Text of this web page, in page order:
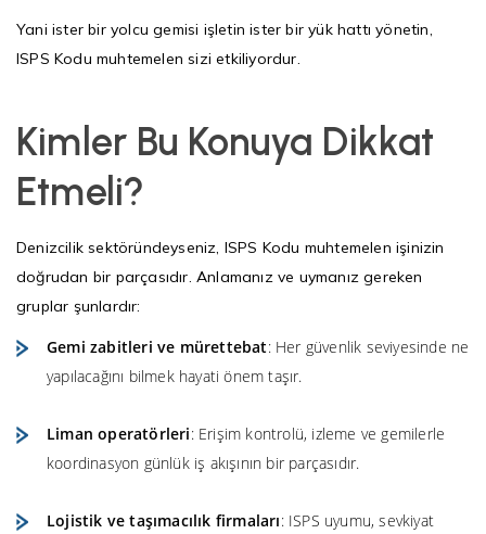
Yani ister bir yolcu gemisi işletin ister bir yük hattı yönetin,
ISPS Kodu muhtemelen sizi etkiliyordur.
Kimler Bu Konuya Dikkat
Etmeli?
Denizcilik sektöründeyseniz, ISPS Kodu muhtemelen işinizin
doğrudan bir parçasıdır. Anlamanız ve uymanız gereken
gruplar şunlardır:
Gemi zabitleri ve mürettebat: Her güvenlik seviyesinde ne
yapılacağını bilmek hayati önem taşır.
Liman operatörleri: Erişim kontrolü, izleme ve gemilerle
koordinasyon günlük iş akışının bir parçasıdır.
Lojistik ve taşımacılık firmaları: ISPS uyumu, sevkiyat